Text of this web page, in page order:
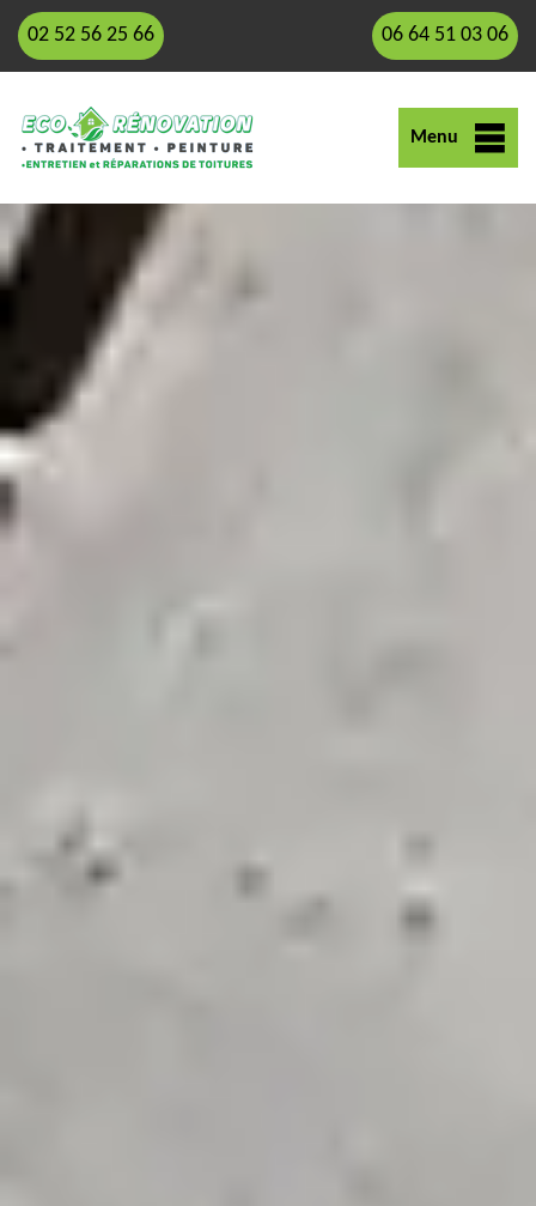
02 52 56 25 66 06 64 51 03 06
Menu